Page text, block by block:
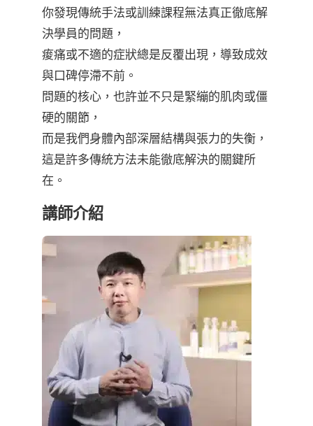
你發現傳統手法或訓練課程無法真正徹底解
決學員的問題，
痠痛或不適的症狀總是反覆出現，導致成效
與口碑停滯不前。
問題的核心，也許並不只是緊繃的肌肉或僵
硬的關節，
而是我們身體內部深層結構與張力的失衡，
這是許多傳統方法未能徹底解決的關鍵所
在。
講師介紹